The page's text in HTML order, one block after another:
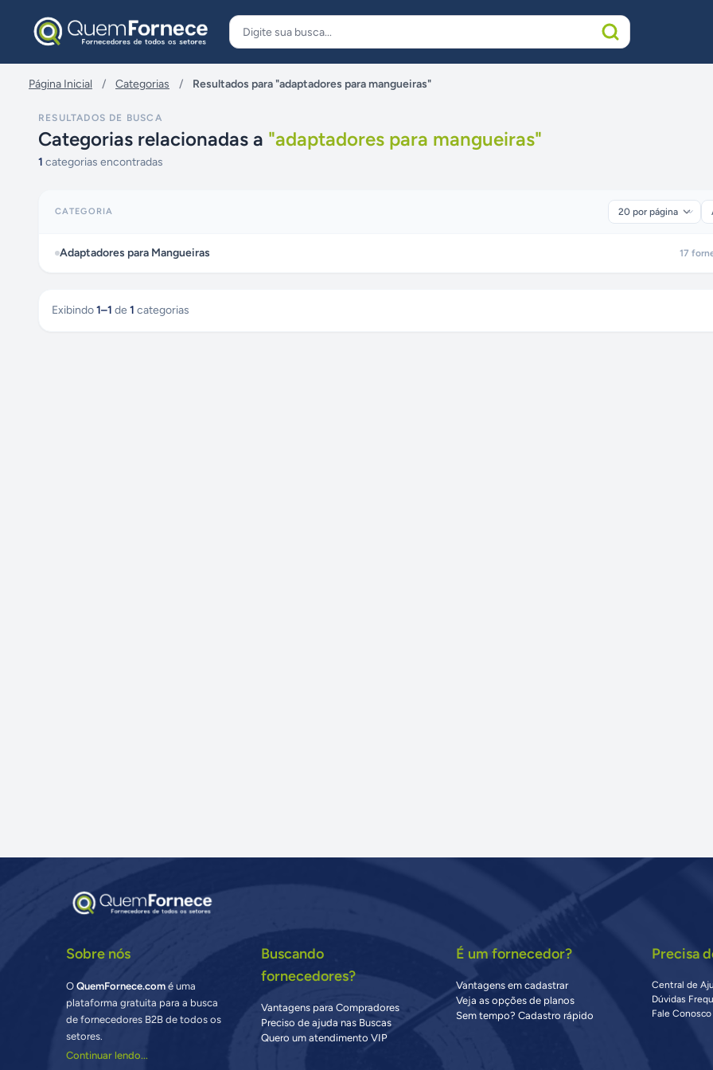
Página Inicial / Categorias / Resultados para "adaptadores para mangueiras"
RESULTADOS DE BUSCA
Categorias relacionadas a "adaptadores para mangueiras"
1 categorias encontradas
CATEGORIA
Adaptadores para Mangueiras 17
Exibindo1–1 de 1 categorias
Sobre nós
OQuemFornece.com é uma
plataforma gratuita para a busca
de fornecedores B2B de todos os
setores.
Continuar lendo...
Buscando
fornecedores?
Vantagens para Compradores
Preciso de ajuda nas Buscas
Quero um atendimento VIP
É um fornecedor?
Vantagens em cadastrar
Veja as opções de planos
Sem tempo? Cadastro rápido
Precisa
Central de
Dúvidas
Fale Conosco